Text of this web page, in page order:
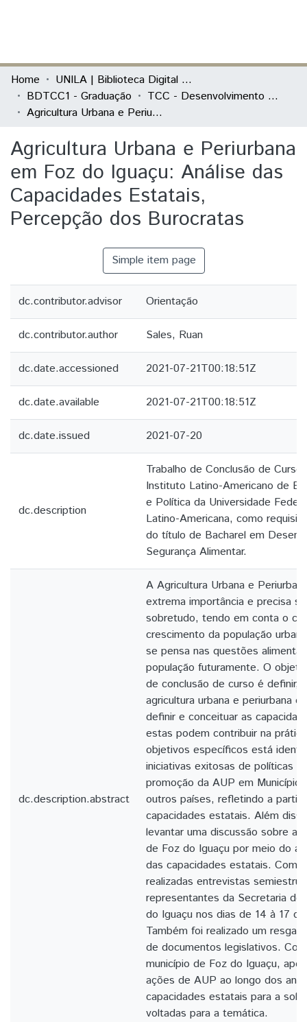
Communities & Collections
All of DSpace
Home
UNILA | Biblioteca Digital de Trabalhos de Conclusão de Curso
BDTCC1 - Graduação
TCC - Desenvolvimento Rural e Segurança Alimentar
Agricultura Urbana e Periurbana em Foz do Iguaçu: Análise das Capacidades Estatais, Percepção dos Burocratas
Agricultura Urbana e Periurbana
em Foz do Iguaçu: Análise das
Capacidades Estatais,
Percepção dos Burocratas
Simple item page
dc.contributor.advisor Orientação
dc.contributor.author Sales, Ruan
dc.date.accessioned 2021-07-21T00:18:51Z
dc.date.available 2021-07-21T00:18:51Z
dc.date.issued 2021-07-20
dc.description
Trabalho de Conclusão de
Instituto Latino-Americano de
e Política da Universidade
Latino-Americana, como
do título de Bacharel em
Segurança Alimentar.
dc.description.abstract
A Agricultura Urbana e
extrema importância e precisa
sobretudo, tendo em conta o
crescimento da população
se pensa nas questões
população futuramente. O
de conclusão de curso é definir,
agricultura urbana e periurbana
definir e conceituar as
estas podem contribuir na
objetivos específicos está
iniciativas exitosas de políticas
promoção da AUP em
outros países, refletindo a partir
capacidades estatais. Além
levantar uma discussão sobre a
de Foz do Iguaçu por meio do
das capacidades estatais.
realizadas entrevistas
representantes da Secretaria de
do Iguaçu nos dias de 14 à 17
Também foi realizado um
de documentos legislativos.
município de Foz do Iguaçu,
ações de AUP ao longo dos
capacidades estatais para a
voltadas para a temática.